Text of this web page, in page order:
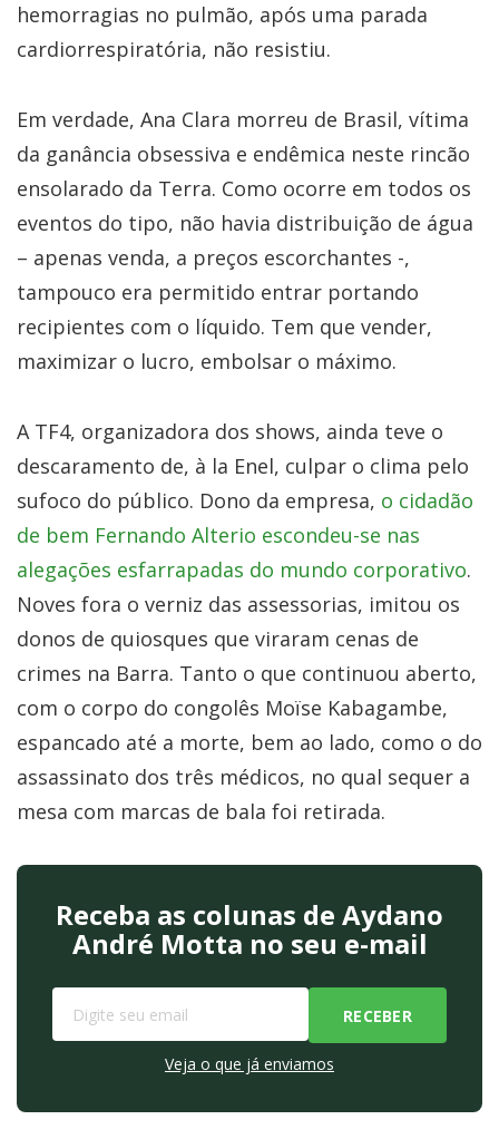
hemorragias no pulmão, após uma parada
cardiorrespiratória, não resistiu.
Em verdade, Ana Clara morreu de Brasil, vítima
da ganância obsessiva e endêmica neste rincão
ensolarado da Terra. Como ocorre em todos os
eventos do tipo, não havia distribuição de água
– apenas venda, a preços escorchantes -,
tampouco era permitido entrar portando
recipientes com o líquido. Tem que vender,
maximizar o lucro, embolsar o máximo.
A TF4, organizadora dos shows, ainda teve o
descaramento de, à la Enel, culpar o clima pelo
sufoco do público. Dono da empresa, o cidadão
de bem Fernando Alterio escondeu-se nas
alegações esfarrapadas do mundo corporativo.
Noves fora o verniz das assessorias, imitou os
donos de quiosques que viraram cenas de
crimes na Barra. Tanto o que continuou aberto,
com o corpo do congolês Moïse Kabagambe,
espancado até a morte, bem ao lado, como o do
assassinato dos três médicos, no qual sequer a
mesa com marcas de bala foi retirada.
Receba as colunas de Aydano
André Motta no seu e-mail
Veja o que já enviamos